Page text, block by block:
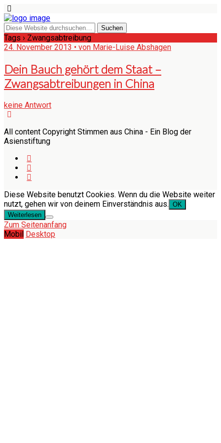
Tags › Zwangsabtreibung
24. November 2013 • von Marie-Luise Abshagen
Dein Bauch gehört dem Staat –
Zwangsabtreibungen in China
keine Antwort
All content Copyright Stimmen aus China - Ein Blog der
Asienstiftung
Diese Website benutzt Cookies. Wenn du die Website weiter
nutzt, gehen wir von deinem Einverständnis aus. OK
Weiterlesen
Zum Seitenanfang
Mobil Desktop